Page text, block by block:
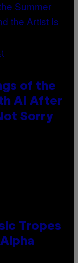
of the
AI After
Sorry
Tropes